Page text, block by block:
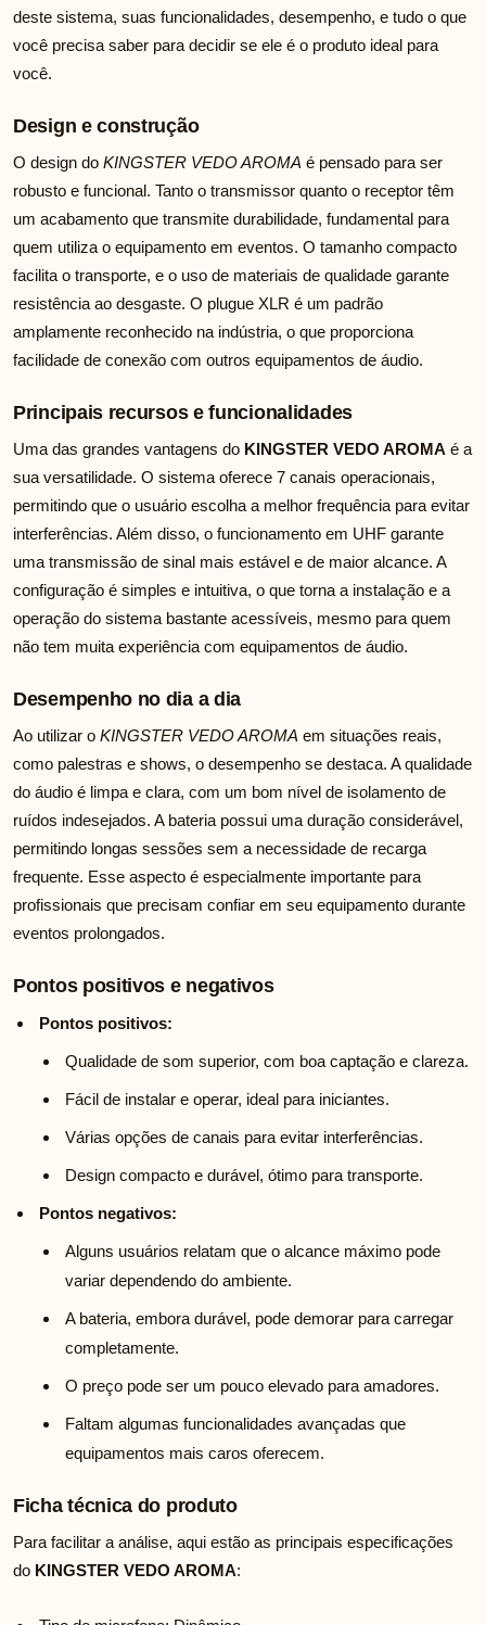
deste sistema, suas funcionalidades, desempenho, e tudo o que
você precisa saber para decidir se ele é o produto ideal para
você.
Design e construção
O design do KINGSTER VEDO AROMA é pensado para ser
robusto e funcional. Tanto o transmissor quanto o receptor têm
um acabamento que transmite durabilidade, fundamental para
quem utiliza o equipamento em eventos. O tamanho compacto
facilita o transporte, e o uso de materiais de qualidade garante
resistência ao desgaste. O plugue XLR é um padrão
amplamente reconhecido na indústria, o que proporciona
facilidade de conexão com outros equipamentos de áudio.
Principais recursos e funcionalidades
Uma das grandes vantagens do KINGSTER VEDO AROMA é a
sua versatilidade. O sistema oferece 7 canais operacionais,
permitindo que o usuário escolha a melhor frequência para evitar
interferências. Além disso, o funcionamento em UHF garante
uma transmissão de sinal mais estável e de maior alcance. A
configuração é simples e intuitiva, o que torna a instalação e a
operação do sistema bastante acessíveis, mesmo para quem
não tem muita experiência com equipamentos de áudio.
Desempenho no dia a dia
Ao utilizar o KINGSTER VEDO AROMA em situações reais,
como palestras e shows, o desempenho se destaca. A qualidade
do áudio é limpa e clara, com um bom nível de isolamento de
ruídos indesejados. A bateria possui uma duração considerável,
permitindo longas sessões sem a necessidade de recarga
frequente. Esse aspecto é especialmente importante para
profissionais que precisam confiar em seu equipamento durante
eventos prolongados.
Pontos positivos e negativos
Pontos positivos:
Qualidade de som superior, com boa captação e clareza.
Fácil de instalar e operar, ideal para iniciantes.
Várias opções de canais para evitar interferências.
Design compacto e durável, ótimo para transporte.
Pontos negativos:
Alguns usuários relatam que o alcance máximo pode
variar dependendo do ambiente.
A bateria, embora durável, pode demorar para carregar
completamente.
O preço pode ser um pouco elevado para amadores.
Faltam algumas funcionalidades avançadas que
equipamentos mais caros oferecem.
Ficha técnica do produto
Para facilitar a análise, aqui estão as principais especificações
do KINGSTER VEDO AROMA: